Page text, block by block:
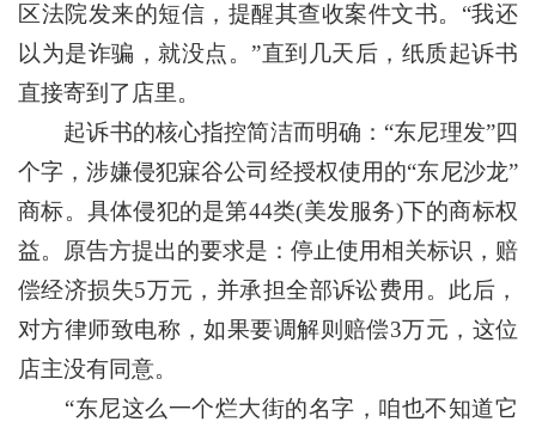
区法院发来的短信，提醒其查收案件文书。“我还
以为是诈骗，就没点。”直到几天后，纸质起诉书
直接寄到了店里。
起诉书的核心指控简洁而明确：“东尼理发”四
个字，涉嫌侵犯寐谷公司经授权使用的“东尼沙龙”
商标。具体侵犯的是第44类(美发服务)下的商标权
益。原告方提出的要求是：停止使用相关标识，赔
偿经济损失5万元，并承担全部诉讼费用。此后，
对方律师致电称，如果要调解则赔偿3万元，这位
店主没有同意。
“东尼这么一个烂大街的名字，咱也不知道它